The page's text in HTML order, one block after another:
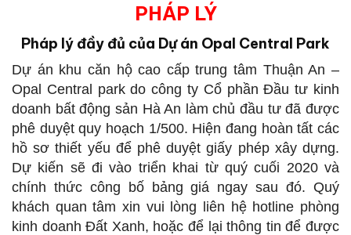
PHÁP LÝ
Pháp lý đầy đủ của Dự án Opal Central Park
Dự án khu căn hộ cao cấp trung tâm Thuận An –
Opal Central park do công ty Cổ phần Đầu tư kinh
doanh bất động sản Hà An làm chủ đầu tư đã được
phê duyệt quy hoạch 1/500. Hiện đang hoàn tất các
hồ sơ thiết yếu để phê duyệt giấy phép xây dựng.
Dự kiến sẽ đi vào triển khai từ quý cuối 2020 và
chính thức công bố bảng giá ngay sau đó. Quý
khách quan tâm xin vui lòng liên hệ hotline phòng
kinh doanh Đất Xanh, hoặc để lại thông tin để được